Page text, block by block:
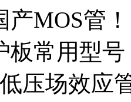
MOS管！
板常用型
压场效应